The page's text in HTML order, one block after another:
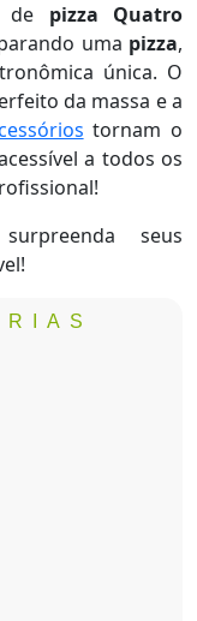
pizza Quatro
uma pizza,
única. O
da massa e a
tornam o
a todos os
seus